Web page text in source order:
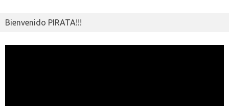
Bienvenido PIRATA!!!